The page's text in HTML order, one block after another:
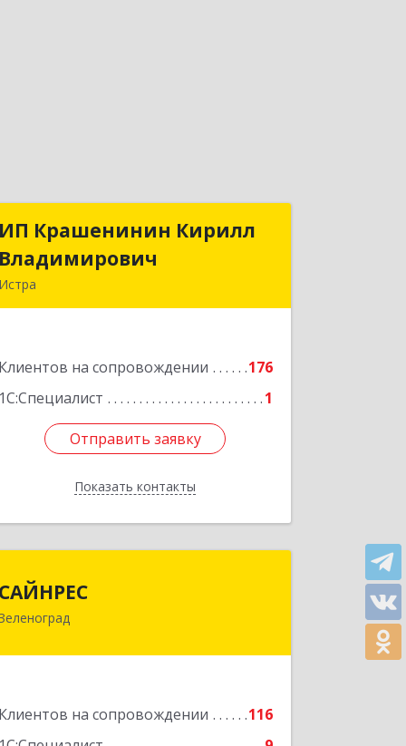
ИП Крашенинин Кирилл
Владимирович
Истра
Клиентов на сопровождении
176
1С:Специалист
1
Отправить заявку
Показать контакты
ИП Крашенинин Кирилл
Владимирович
Подробнее
Отправить заявку
Назад
САЙНРЕС
Клиентов на сопровождении
116
124365, Москва г, Зеленоград г,